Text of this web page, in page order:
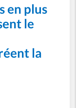
en plus
le
la